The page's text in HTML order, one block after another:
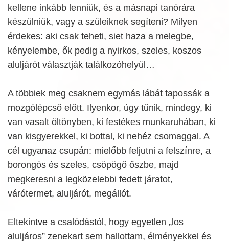
kellene inkább lenniük, és a másnapi tanórára
készülniük, vagy a szüleiknek segíteni? Milyen
érdekes: aki csak teheti, siet haza a melegbe,
kényelembe, ők pedig a nyirkos, szeles, koszos
aluljárót választják találkozóhelyül…
A többiek meg csaknem egymás lábát tapossák a
mozgólépcső előtt. Ilyenkor, úgy tűnik, mindegy, ki
van vasalt öltönyben, ki festékes munkaruhában, ki
van kisgyerekkel, ki bottal, ki nehéz csomaggal. A
cél ugyanaz csupán: mielőbb feljutni a felszínre, a
borongós és szeles, csöpögő őszbe, majd
megkeresni a legközelebbi fedett járatot,
várótermet, aluljárót, megállót.
Eltekintve a csalódástól, hogy egyetlen „los
aluljáros” zenekart sem hallottam, élményekkel és